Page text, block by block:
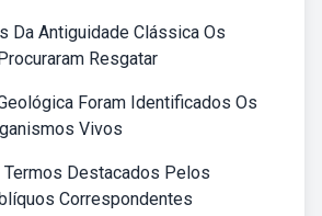
Da Antiguidade Clássica Os
Resgatar
Foram Identificados Os
Vivos
Destacados Pelos
Correspondentes